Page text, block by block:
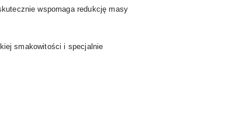
wspomaga redukcję masy
smakowitości i specjalnie